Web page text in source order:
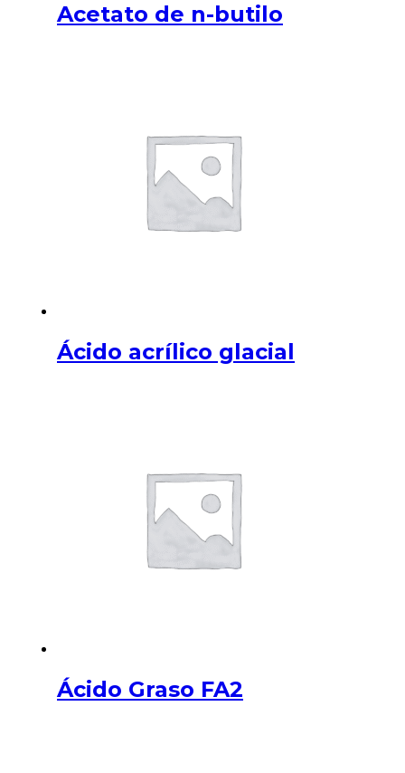
Acetato de n-butilo
Ácido acrílico glacial
Ácido Graso FA2